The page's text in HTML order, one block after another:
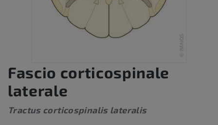
Fascio corticospinale
laterale
Tractus corticospinalis lateralis